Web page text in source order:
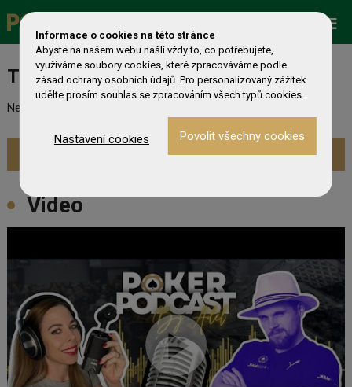
Turnaj nebyl nalezen
Nebyl nalezen odpovídající turnaj. Prevděpodobně již skončil.
Zobrazit aktuální turnaje »
Video
Informace o cookies na této stránce
Abyste na našem webu našli vždy to, co potřebujete,
využíváme soubory cookies, které zpracováváme podle
zásad ochrany osobních údajů. Pro personalizovaný zážitek
udělte prosím souhlas se zpracováním všech typů cookies.
Nastavení cookies